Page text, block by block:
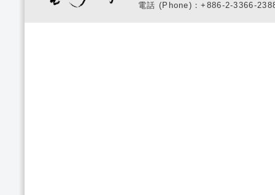
電話 (Phone)：+886-2-3366-